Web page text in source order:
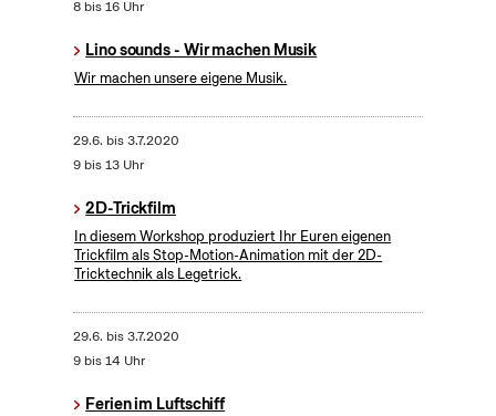
8 bis 16 Uhr
Lino sounds - Wir machen Musik
Wir machen unsere eigene Musik.
29.6. bis3.7.2020
9 bis 13 Uhr
2D-Trickfilm
In diesem Workshop produziert Ihr Euren eigenen
Trickfilm als Stop-Motion-Animation mit der 2D-
Tricktechnik als Legetrick.
29.6. bis3.7.2020
9 bis 14 Uhr
Ferien im Luftschiff